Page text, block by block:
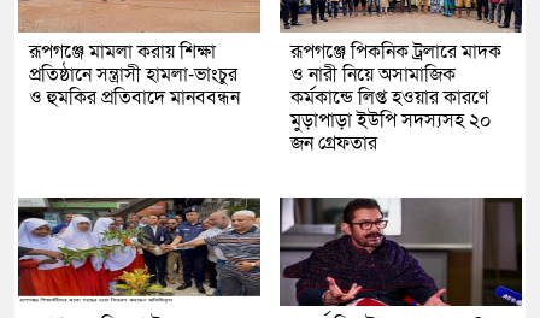
রূপগঞ্জে মামলা করায় শিক্ষা
প্রতিষ্ঠানে সন্ত্রাসী হামলা-ভাংচুর
ও হুমকির প্রতিবাদে মানববন্ধন
রূপগঞ্জে পিকনিক ট্রলারে মাদক
ও নারী নিয়ে অসামাজিক
কর্মকান্ডে লিপ্ত হওয়ার কারণে
মুড়াপাড়া ইউপি সদস্যসহ ২০
জন গ্রেফতার